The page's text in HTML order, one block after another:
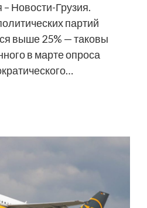
Новости-Грузия.
партий
выше 25% — таковы
в марте опроса